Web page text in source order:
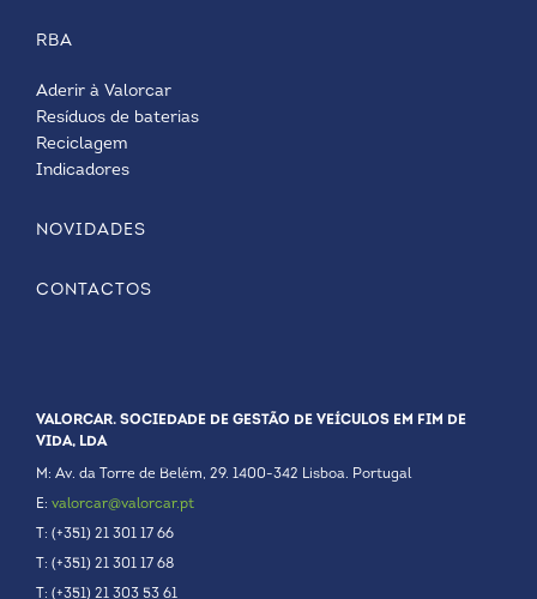
RBA
Aderir à Valorcar
Resíduos de baterias
Reciclagem
Indicadores
NOVIDADES
CONTACTOS
VALORCAR. SOCIEDADE DE GESTÃO DE VEÍCULOS EM FIM DE
VIDA, LDA
M: Av. da Torre de Belém, 29. 1400-342 Lisboa. Portugal
E: valorcar@valorcar.pt
T: (+351) 21 301 17 66
T: (+351) 21 301 17 68
T: (+351) 21 303 53 61